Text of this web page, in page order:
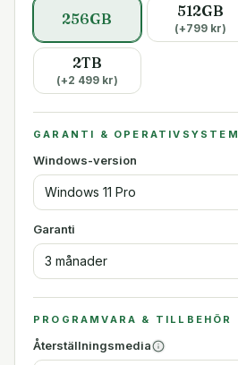
256GB 512GB
(+799kr)
2TB
(+2 499kr)
GARANTI & OPERATIVSYSTEM
Windows-version
Windows 11 Pro
Garanti
3 månader
PROGRAMVARA & TILLBEHÖR
Återställningsmedia